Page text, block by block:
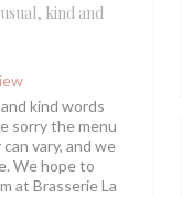
kind and
kind words
sorry the menu
vary, and we
We hope to
at Brasserie La